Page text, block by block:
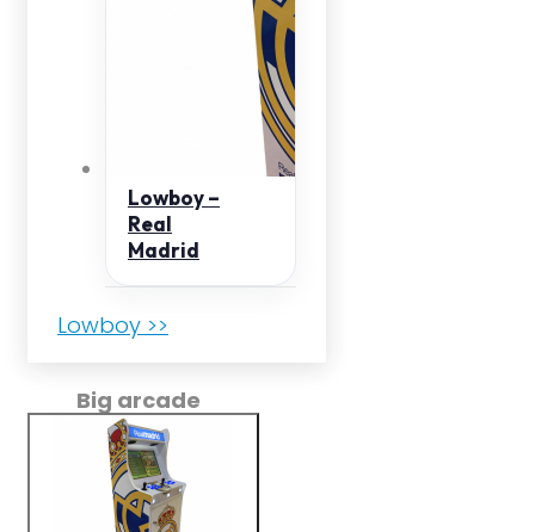
Lowboy –
Real
Madrid
Lowboy >>
Big arcade